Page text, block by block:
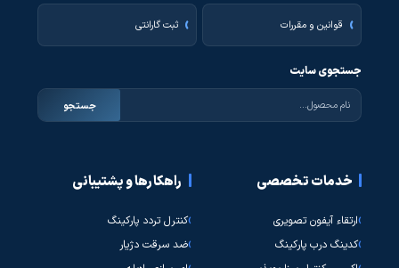
قوانین و مقررات ثبت گارانتی
جستجوی سایت
جستجو
خدمات تخصصی
ارتقاء آیفون تصویری
کدینگ درب پارکینگ
راهکارها و پشتیبانی
کنترل تردد پارکینگ
ضد سرقت دژیار